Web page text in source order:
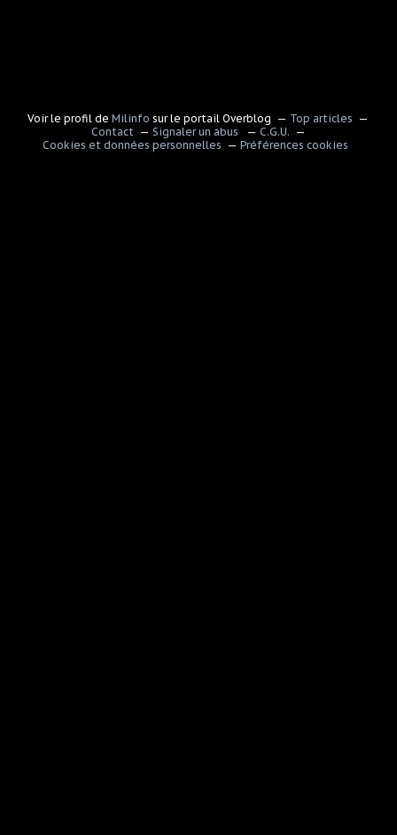
Voir le profil deMilinfo sur le portail Overblog
Top articles
Contact
Signaler un abus
C.G.U.
Cookies et données personnelles
Préférences cookies